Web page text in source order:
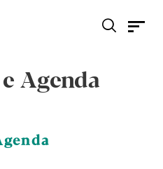
Agenda